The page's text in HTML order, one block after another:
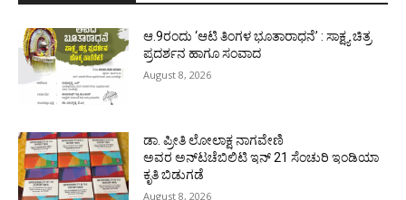
ಆ.9ರಂದು ‘ಆಟಿ ತಿಂಗಳ ಭೂತಾರಾಧನೆ’ : ಸಾಕ್ಷ್ಯ ಚಿತ್ರ
ಪ್ರದರ್ಶನ ಹಾಗೂ ಸಂವಾದ
August 8, 2026
ಡಾ. ಪ್ರೀತಿ ಲೋಲಾಕ್ಷ ನಾಗವೇಣಿ
ಅವರ ಅನ್‌ಟಚೆಬಿಲಿಟಿ ಇನ್ 21 ಸೆಂಚುರಿ ಇಂಡಿಯಾ
ಕೃತಿ ಬಿಡುಗಡೆ
August 8, 2026